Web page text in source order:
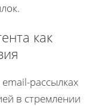
как
рассылках
в стремлении